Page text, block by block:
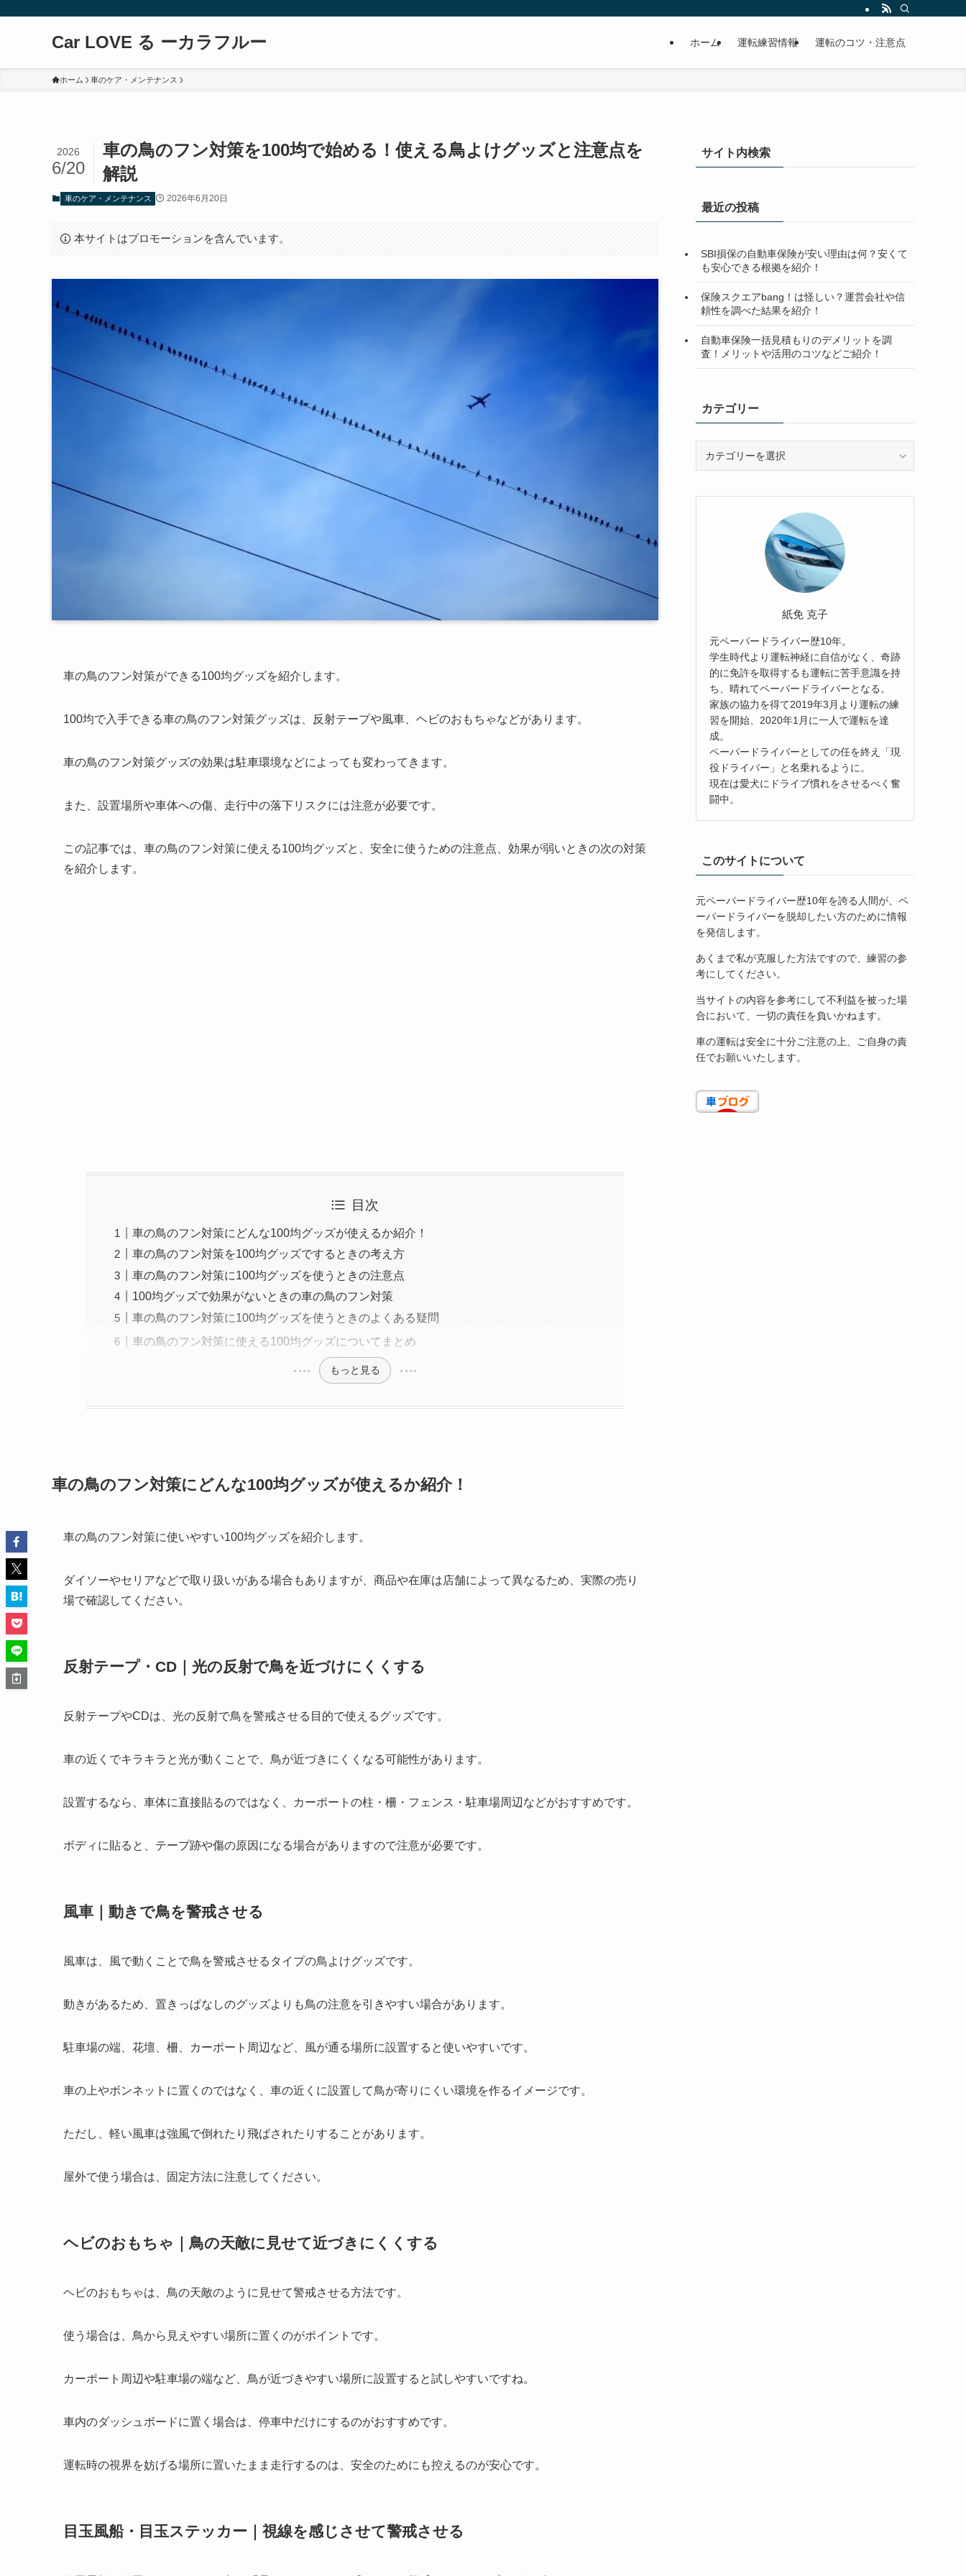
Car LOVE る ーカラフルー ホーム 運転練習情報 運転のコツ・注意点
ホーム 車のケア・メンテナンス
車の鳥のフン対策を100均で始める！使える鳥よけグッズと注意点を
解説
2026
6/20
車のケア・メンテナンス 2026年6月20日
本サイトはプロモーションを含んでいます。
車の鳥のフン対策ができる100均グッズを紹介します。
100均で入手できる車の鳥のフン対策グッズは、反射テープや風車、ヘビのおもちゃなどがあります。
車の鳥のフン対策グッズの効果は駐車環境などによっても変わってきます。
また、設置場所や車体への傷、走行中の落下リスクには注意が必要です。
この記事では、車の鳥のフン対策に使える100均グッズと、安全に使うための注意点、効果が弱いときの次の対策
を紹介します。
目次
車の鳥のフン対策にどんな100均グッズが使えるか紹介！
車の鳥のフン対策を100均グッズでするときの考え方
車の鳥のフン対策に100均グッズを使うときの注意点
100均グッズで効果がないときの車の鳥のフン対策
車の鳥のフン対策に100均グッズを使うときのよくある疑問
車の鳥のフン対策に使える100均グッズについてまとめ
もっと見る
車の鳥のフン対策にどんな100均グッズが使えるか紹介！
車の鳥のフン対策に使いやすい100均グッズを紹介します。
ダイソーやセリアなどで取り扱いがある場合もありますが、商品や在庫は店舗によって異なるため、実際の売り
場で確認してください。
反射テープ・CD｜光の反射で鳥を近づけにくくする
反射テープやCDは、光の反射で鳥を警戒させる目的で使えるグッズです。
車の近くでキラキラと光が動くことで、鳥が近づきにくくなる可能性があります。
設置するなら、車体に直接貼るのではなく、カーポートの柱・柵・フェンス・駐車場周辺などがおすすめです。
ボディに貼ると、テープ跡や傷の原因になる場合がありますので注意が必要です。
風車｜動きで鳥を警戒させる
風車は、風で動くことで鳥を警戒させるタイプの鳥よけグッズです。
動きがあるため、置きっぱなしのグッズよりも鳥の注意を引きやすい場合があります。
駐車場の端、花壇、柵、カーポート周辺など、風が通る場所に設置すると使いやすいです。
車の上やボンネットに置くのではなく、車の近くに設置して鳥が寄りにくい環境を作るイメージです。
ただし、軽い風車は強風で倒れたり飛ばされたりすることがあります。
屋外で使う場合は、固定方法に注意してください。
ヘビのおもちゃ｜鳥の天敵に見せて近づきにくくする
ヘビのおもちゃは、鳥の天敵のように見せて警戒させる方法です。
使う場合は、鳥から見えやすい場所に置くのがポイントです。
カーポート周辺や駐車場の端など、鳥が近づきやすい場所に設置すると試しやすいですね。
車内のダッシュボードに置く場合は、停車中だけにするのがおすすめです。
運転時の視界を妨げる場所に置いたまま走行するのは、安全のためにも控えるのが安心です。
目玉風船・目玉ステッカー｜視線を感じさせて警戒させる
サイト内検索
最近の投稿
SBI損保の自動車保険が安い理由は何？安くて
も安心できる根拠を紹介！
保険スクエアbang！は怪しい？運営会社や信
頼性を調べた結果を紹介！
自動車保険一括見積もりのデメリットを調
査！メリットや活用のコツなどご紹介！
カテゴリー
リ
紙免 克子
元ペーパードライバー歴10年。
学生時代より運転神経に自信がなく、奇跡
的に免許を取得するも運転に苦手意識を持
ち、晴れてペーパードライバーとなる。
家族の協力を得て2019年3月より運転の練
習を開始、2020年1月に一人で運転を達
成。
ペーパードライバーとしての任を終え「現
役ドライバー」と名乗れるように。
現在は愛犬にドライブ慣れをさせるべく奮
闘中。
このサイトについて
元ペーパードライバー歴10年を誇る人間が、ペ
ーパードライバーを脱却したい方のために情報
を発信します。
あくまで私が克服した方法ですので、練習の参
考にしてください。
当サイトの内容を参考にして不利益を被った場
合において、一切の責任を負いかねます。
車の運転は安全に十分ご注意の上、ご自身の責
任でお願いいたします。